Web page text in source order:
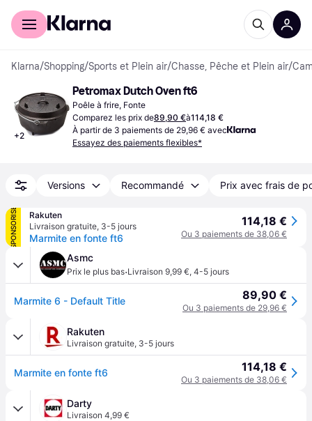
Acheter avec Klarna
Klarna/Shopping/Sports et Plein air/Chasse, Pêche et Plein air/
+2
Petromax Dutch Oven ft6
Poêle à frire, Fonte
Comparez les prix de89,90 €à114,18 €
À partir de 3 paiements de 29,96 € avec
Essayez des paiements flexibles*
Versions Recommandé Prix avec frais de
SPONSORISÉ
Rakuten
Livraison gratuite, 3-5 jours
Marmite en fonte ft6
114,18 €
Ou 3 paiements de 38,06 €
Asmc
Prix le plus bas·Livraison 9,99 €, 4-5 jours
Marmite 6 - Default Title 89,90 €
Ou 3 paiements de 29,96 €
Rakuten
Livraison gratuite, 3-5 jours
Marmite en fonte ft6 114,18 €
Ou 3 paiements de 38,06 €
Darty
Livraison 4,99 €